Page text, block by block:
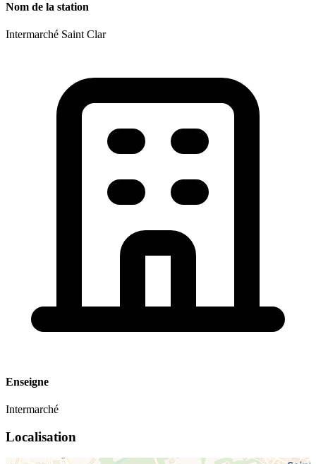
Nom de la station
Intermarché Saint Clar
Enseigne
Intermarché
Localisation